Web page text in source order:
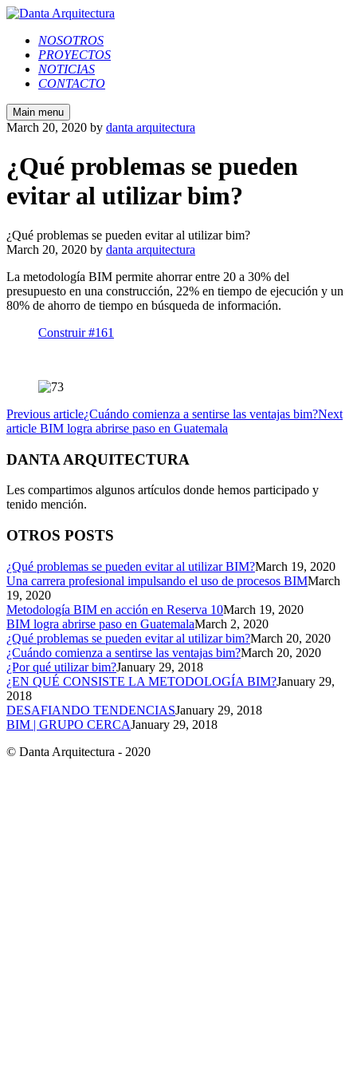
NOSOTROS
PROYECTOS
NOTICIAS
CONTACTO
Main menu
March 20, 2020 by danta arquitectura
¿Qué problemas se pueden
evitar al utilizar bim?
¿Qué problemas se pueden evitar al utilizar bim?
March 20, 2020 by danta arquitectura
La metodología BIM permite ahorrar entre 20 a 30% del
presupuesto en una construcción, 22% en tiempo de ejecución y un
80% de ahorro de tiempo en búsqueda de información.
Construir #161
Previous article¿Cuándo comienza a sentirse las ventajas bim?Next
article BIM logra abrirse paso en Guatemala
DANTA ARQUITECTURA
Les compartimos algunos artículos donde hemos participado y
tenido mención.
OTROS POSTS
¿Qué problemas se pueden evitar al utilizar BIM?March 19, 2020
Una carrera profesional impulsando el uso de procesos BIMMarch
19, 2020
Metodología BIM en acción en Reserva 10March 19, 2020
BIM logra abrirse paso en GuatemalaMarch 2, 2020
¿Qué problemas se pueden evitar al utilizar bim?March 20, 2020
¿Cuándo comienza a sentirse las ventajas bim?March 20, 2020
¿Por qué utilizar bim?January 29, 2018
¿EN QUÉ CONSISTE LA METODOLOGÍA BIM?January 29,
2018
DESAFIANDO TENDENCIASJanuary 29, 2018
BIM | GRUPO CERCAJanuary 29, 2018
© Danta Arquitectura - 2020